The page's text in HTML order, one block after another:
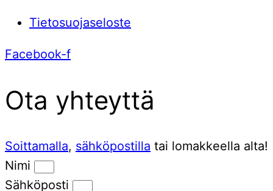
Tietosuojaseloste
Facebook-f
Ota yhteyttä
Soittamalla, sähköpostilla tai lomakkeella alta!
Nimi
Sähköposti